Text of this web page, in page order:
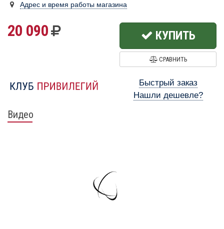
Адрес и время работы магазина
20 090 КУПИТЬ
СРАВНИТЬ
Быстрый заказ
Нашли дешевле?
Видео